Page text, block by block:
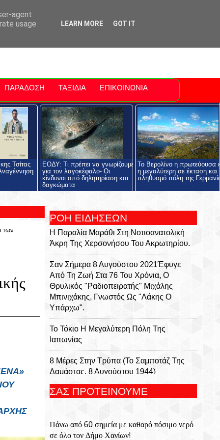
Polis
ΠΑΡΑΔΟΣΗ ΤΑΞΙΔΙΑ ΕΠΙΚΟΙΝΩΝΙΑ
Τσίτας
ΕΟΔΥ: Τι πρέπει να γνωρίζουμε
για τον λαγοκέφαλο- Οι
κίνδυνοι από δηλητηρίαση και
δαγκώματα
Το Βερολίνο η πρωτεύουσα
η μεγαλύτερη σε έκταση και
πληθυσμό πόλη της
των
ΡΟΗ ΕΙΔΗΣΕΩΝ
Η Παραλία Μαράθι Στη Νοτιοανατολική
Άκρη Της Χερσονήσου Του Ακρωτηρίου.
Σαν Σήμερα 8 Αυγούστου 2021Έφυγε
Από Τη Ζωή Στα 76 Του Χρόνια, Ο
Θρυλικός "ραδιοπειρατής" Μιχάλης
Μπινιχάκης, Γνωστός Ως "Λάκης Ο
Υπάρχω".
Το Τόκιο Η Μεγαλύτερη Πόλη Της
Ιαπωνίας
8 Μέρες Στην Τρύπα (Το Σαμποτάζ Της
Δαμάστας, 8 Αυγούστου 1944)
Ο Συγγραφέας Μάκης Τσίτας Στο
ΕΟΔΥ: Τι Πρέπει Να Γνωρίζουμε Για Τον
Λαγοκέφαλο- Οι Κίνδυνοι Από
ΣΑΣ ΠΡΟΤΕΙΝΟΥΜΕ
Πάνω από 60 σημεία με καθαρό πόσιμο νερό
σε όλο τον Δήμο Χανίων!
agent
usage
LEARN MORE GOT IT